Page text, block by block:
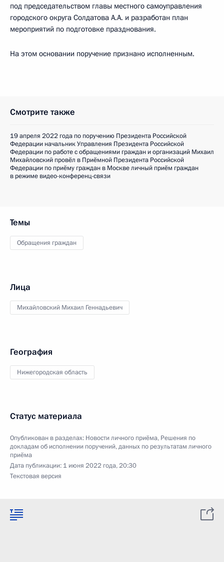
под председательством главы местного самоуправления
городского округа Солдатова А.А. и разработан план
мероприятий по подготовке празднования.
На этом основании поручение признано исполненным.
Смотрите также
19 апреля 2022 года по поручению Президента Российской
Федерации начальник Управления Президента Российской
Федерации по работе с обращениями граждан и организаций Михаил
Михайловский провёл в Приёмной Президента Российской
Федерации по приёму граждан в Москве личный приём граждан
в режиме видео-конференц-связи
Темы
Обращения граждан
Лица
Михайловский Михаил Геннадьевич
География
Нижегородская область
Статус материала
Опубликован в разделах: Новости личного приёма, Решения по
докладам об исполнении поручений, данных по результатам личного
приёма
Дата публикации: 1 июня 2022 года, 20:30
Текстовая версия